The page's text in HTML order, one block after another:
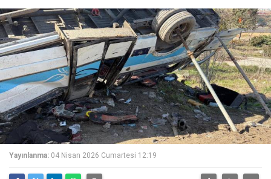
Yayınlanma: 04 Nisan 2026 Cumartesi 12:19